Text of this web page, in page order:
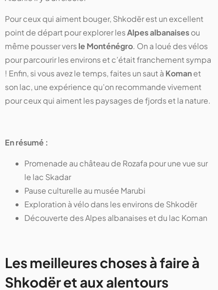
Pour ceux qui aiment bouger, Shkodër est un excellent
point de départ pour explorer lesAlpes albanaisesou
même pousser versle Monténégro. On a loué des vélos
pour parcourir les environs et c’était franchement sympa
! Enfin, si vous avez le temps, faites un saut à Komanet
son lac, une expérience qu’on recommande vivement
pour ceux qui aiment les paysages de fjords et la nature.
En résumé :
Promenade au château de Rozafa pour une vue sur
le lac Skadar
Pause culturelle au musée Marubi
Exploration à vélo dans les environs de Shkodër
Découverte des Alpes albanaises et du lac Koman
Les meilleures choses à faire à
Shkodër et aux alentours